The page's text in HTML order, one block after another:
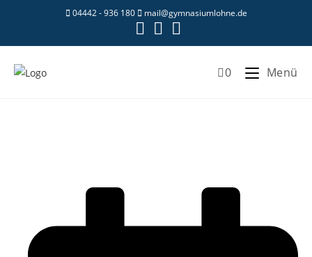
04442 - 936 180 mail@gymnasiumlohne.de
0 Menü